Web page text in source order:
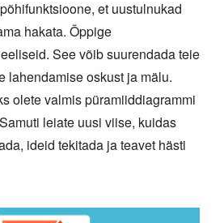
et uustulnukad
hakata. Õppige
See võib suurendada teie
lahendamise oskust ja mälu.
olete valmis püramiiddiagrammi
leiate uusi viise, kuidas
ideid tekitada ja teavet hästi